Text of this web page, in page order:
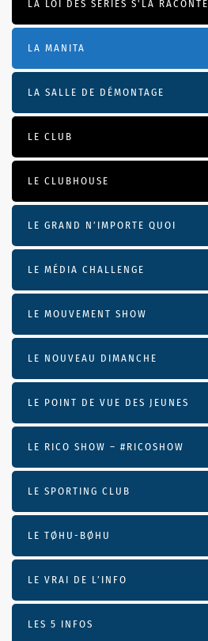
LA LOI DES SÉRIES S'LA RACONTE
LA MANITA
LA SALLE DE DÉMONTAGE
LE CLUB
LE CLUBHOUSE
LE GRAND N’IMPORTE QUOI
LE MÉDIA CHALLENGE
LE MOUVEMENT SHOW
LE NOUVEAU DIMANCHE
LE POINT DE VUE DES JEUNES
LE RICO SHOW – #RICOSHOW
LE SPORTING CLUB
LE TØHU-BØHU
LE VRAI DE L’INFO
LES 5 INFOS